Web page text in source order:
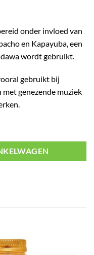
onder invloed van
en Kapayuba, een
wordt gebruikt.
gebruikt bij
genezende muziek